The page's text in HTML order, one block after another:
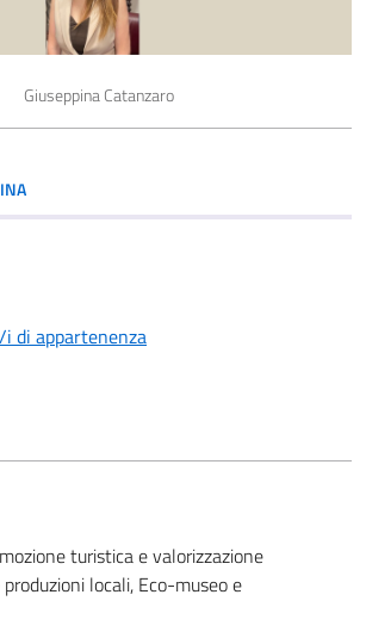
Giuseppina Catanzaro
di appartenenza
turistica e valorizzazione
locali, Eco-museo e